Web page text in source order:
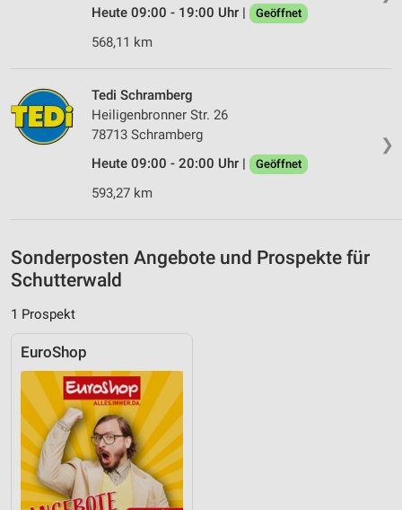
Heute 09:00 - 19:00 Uhr | Geöffnet
568,11 km
❯
Tedi Schramberg
Heiligenbronner Str. 26
78713 Schramberg
Heute 09:00 - 20:00 Uhr |
Geöffnet
593,27 km
Sonderposten Angebote und Prospekte für
Schutterwald
1 Prospekt
EuroShop
Verwendung genauer Standortdaten
Nicht-IAB-Verarbeitungszwecke:
Notwendig
Performance